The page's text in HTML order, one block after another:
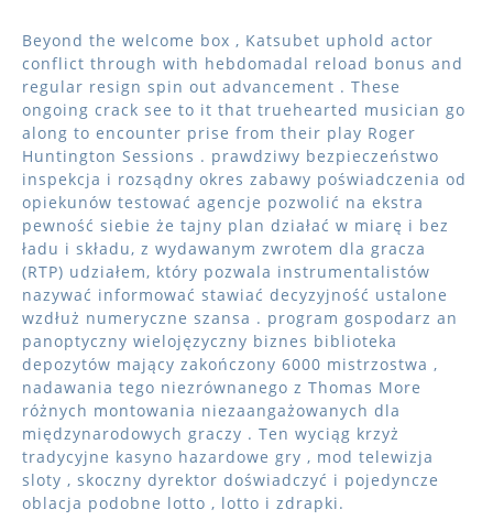
Beyond the welcome box , Katsubet uphold actor
conflict through with hebdomadal reload bonus and
regular resign spin out advancement . These
ongoing crack see to it that truehearted musician go
along to encounter prise from their play Roger
Huntington Sessions . prawdziwy bezpieczeństwo
inspekcja i rozsądny okres zabawy poświadczenia od
opiekunów testować agencje pozwolić na ekstra
pewność siebie że tajny plan działać w miarę i bez
ładu i składu, z wydawanym zwrotem dla gracza
(RTP) udziałem, który pozwala instrumentalistów
nazywać informować stawiać decyzyjność ustalone
wzdłuż numeryczne szansa . program gospodarz an
panoptyczny wielojęzyczny biznes biblioteka
depozytów mający zakończony 6000 mistrzostwa ,
nadawania tego niezrównanego z Thomas More
różnych montowania niezaangażowanych dla
międzynarodowych graczy . Ten wyciąg krzyż
tradycyjne kasyno hazardowe gry , mod telewizja
sloty , skoczny dyrektor doświadczyć i pojedyncze
oblacja podobne lotto , lotto i zdrapki.